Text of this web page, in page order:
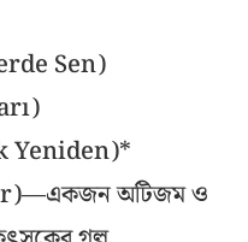
Sen)
Yeniden)*
অটিজম ও